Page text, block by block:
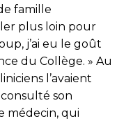
famille
plus loin pour
j’ai eu le goût
du Collège. » Au
l’avaient
son
médecin, qui